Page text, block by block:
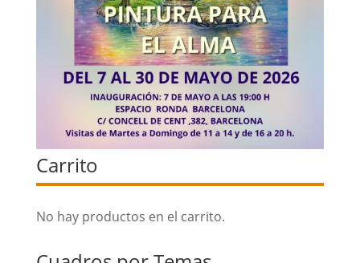
Carrito
No hay productos en el carrito.